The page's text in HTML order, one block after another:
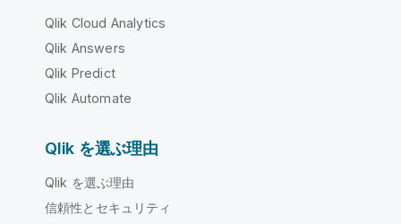
Qlik Cloud Analytics
Qlik Answers
Qlik Predict
Qlik Automate
Qlik を選ぶ理由
Qlik を選ぶ理由
信頼性とセキュリティ